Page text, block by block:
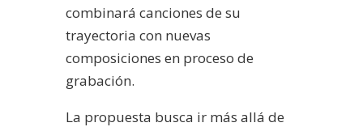
combinará canciones de su
trayectoria con nuevas
composiciones en proceso de
grabación.
La propuesta busca ir más allá de